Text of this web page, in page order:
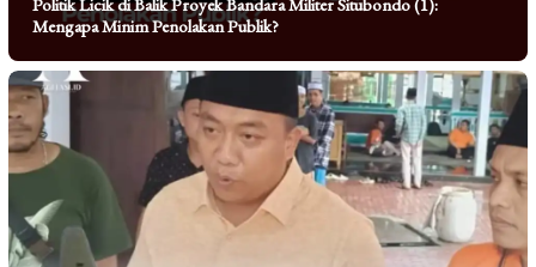
Mengapa Minim Penolakan Publik?